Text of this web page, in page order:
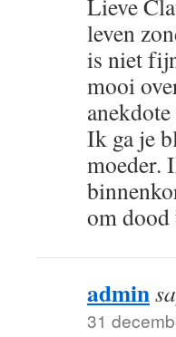
leven
is niet
mooi
Ik ga je
moeder.
om dood
admin
31